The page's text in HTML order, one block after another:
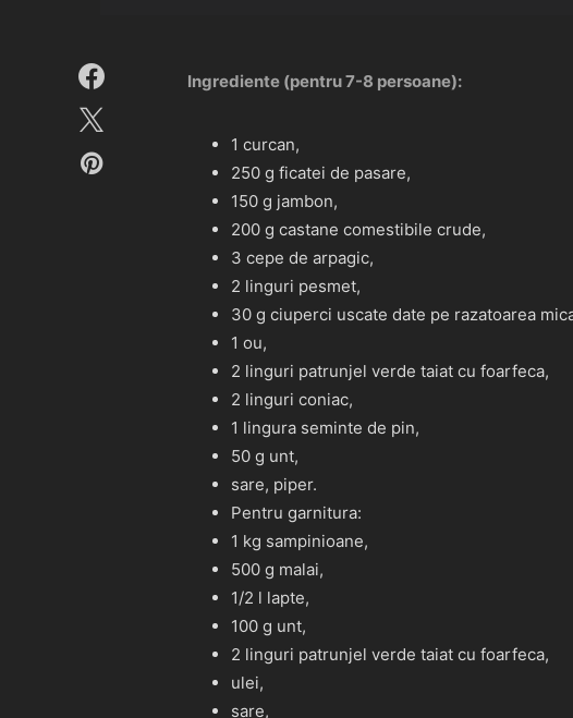
Ingrediente (pentru 7-8 persoane):
1 curcan,
250 g ficatei de pasare,
150 g jambon,
200 g castane comestibile crude,
3 cepe de arpagic,
2 linguri pesmet,
30 g ciuperci uscate date pe razatoarea
1 ou,
2 linguri patrunjel verde taiat cu foarfeca,
2 linguri coniac,
1 lingura seminte de pin,
50 g unt,
sare, piper.
Pentru garnitura:
1 kg sampinioane,
500 g malai,
1/2 l lapte,
100 g unt,
2 linguri patrunjel verde taiat cu foarfeca,
ulei,
sare,